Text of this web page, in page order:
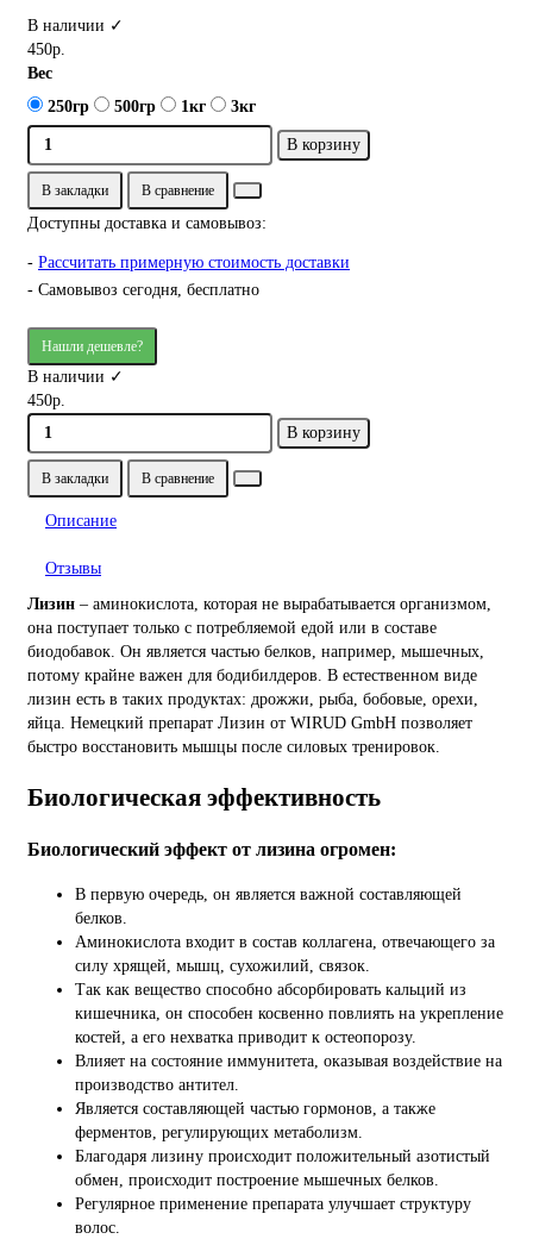
В наличии ✓
450р.
Вес
250гр
500гр 1кг 3кг
В корзину
В закладки В сравнение
Доступны доставка и самовывоз:
- Рассчитать примерную стоимость доставки
- Самовывоз сегодня, бесплатно
Нашли дешевле?
В наличии ✓
450р.
В корзину
В закладки В сравнение
Описание
Отзывы
Лизин – аминокислота, которая не вырабатывается организмом,
она поступает только с потребляемой едой или в составе
биодобавок. Он является частью белков, например, мышечных,
потому крайне важен для бодибилдеров. В естественном виде
лизин есть в таких продуктах: дрожжи, рыба, бобовые, орехи,
яйца. Немецкий препарат Лизин от WIRUD GmbH позволяет
быстро восстановить мышцы после силовых тренировок.
Биологическая эффективность
Биологический эффект от лизина огромен:
В первую очередь, он является важной составляющей
белков.
Аминокислота входит в состав коллагена, отвечающего за
силу хрящей, мышц, сухожилий, связок.
Так как вещество способно абсорбировать кальций из
кишечника, он способен косвенно повлиять на укрепление
костей, а его нехватка приводит к остеопорозу.
Влияет на состояние иммунитета, оказывая воздействие на
производство антител.
Является составляющей частью гормонов, а также
ферментов, регулирующих метаболизм.
Благодаря лизину происходит положительный азотистый
обмен, происходит построение мышечных белков.
Регулярное применение препарата улучшает структуру
волос.